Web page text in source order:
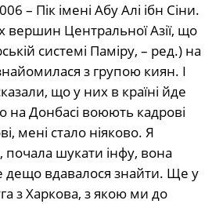
– Пік імені Абу Алі ібн Сіни.
Центральної Азії, що
системі Паміру, – ред.) на
з групою киян. І
що у них в країні йде
на Донбасі воюють кадрові
мені стало ніяково. Я
почала шукати інфу, вона
дещо вдавалося знайти. Ще у
з Харкова, з якою ми до